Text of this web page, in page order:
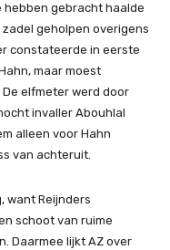
hebben gebracht haalde
geholpen overigens
constateerde in eerste
maar moest
elfmeter werd door
invaller Abouhlal
alleen voor Hahn
van achteruit.
want Reijnders
schoot van ruime
Daarmee lijkt AZ over